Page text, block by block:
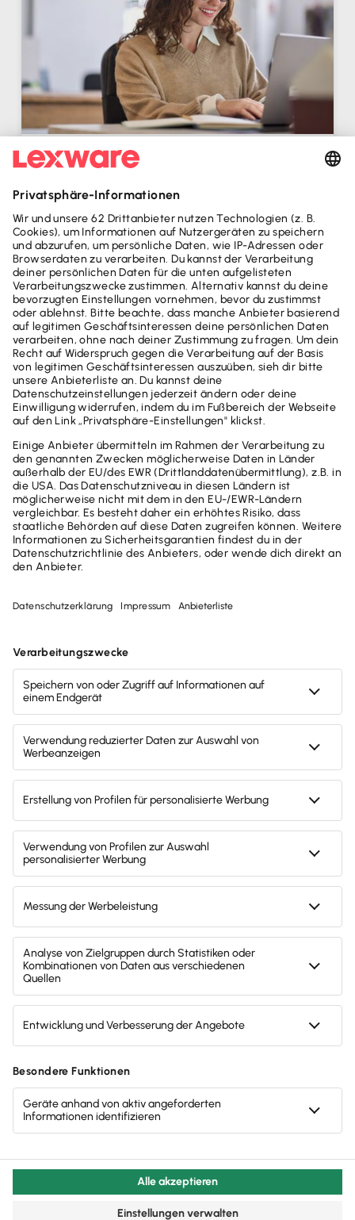
Das zu versteuernde Einkommen: Wieso ist
Basis Ihres zu versteuernden Einkommens (zvE)
berechnet wird? Umso wichtiger ist es, die
genaue Höhe dieses Betrags zu kennen. Denn je
niedriger Ihr zvE ausfällt, desto geringer ist in
der Regel Ihre Steuerlast. In diesem Artikel
erfahren Sie, woraus sich das zvE
zusammensetzt und welche Ausgaben es
mindern können.
Weiterlesen
Alle Artikel
Jetzt durchstarten mit
TAXMAN!
Sicher dank lokaler Datenhaltung und
ELSTER-Ansicht
Umfangreichste Hilfe seiner Klasse
Ich bin: Privatkunde
Steuerjahr: bitte wählen
Weiter zur Bestellung